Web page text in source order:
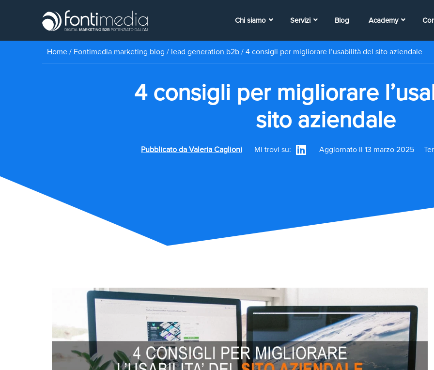
Chi siamo Servizi Blog Academy
Home / Fontimedia marketing blog / lead generation b2b / 4 consigli per migliorare l’usabilità del sito aziendale
4 consigli per migliorare
sito aziendale
Pubblicato da Valeria Caglioni Mi trovi su: Aggiornato il 13 marzo 2025